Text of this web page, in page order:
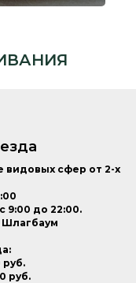
сфер от 2-х
9:00 до 22:00.
Шлагбаум
руб.
руб.